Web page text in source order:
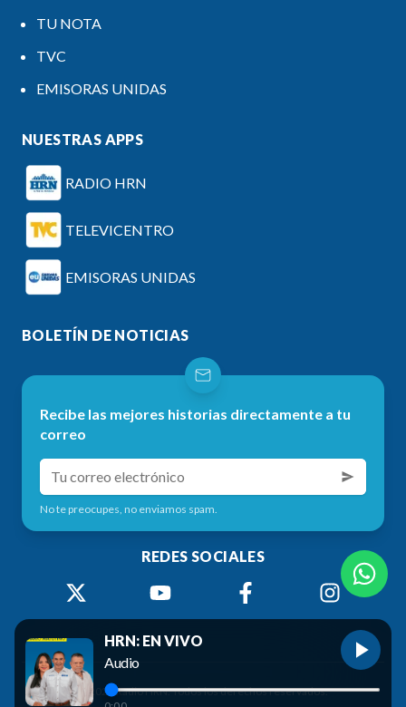
TU NOTA
TVC
EMISORAS UNIDAS
NUESTRAS APPS
RADIO HRN
TELEVICENTRO
EMISORAS UNIDAS
BOLETÍN DE NOTICIAS
Recibe las mejores historias directamente a tu
correo
No te preocupes, no enviamos spam.
REDES SOCIALES
© 2026 Radio HRN. Todos los derechos reservados.
HRN: EN VIVO
Audio